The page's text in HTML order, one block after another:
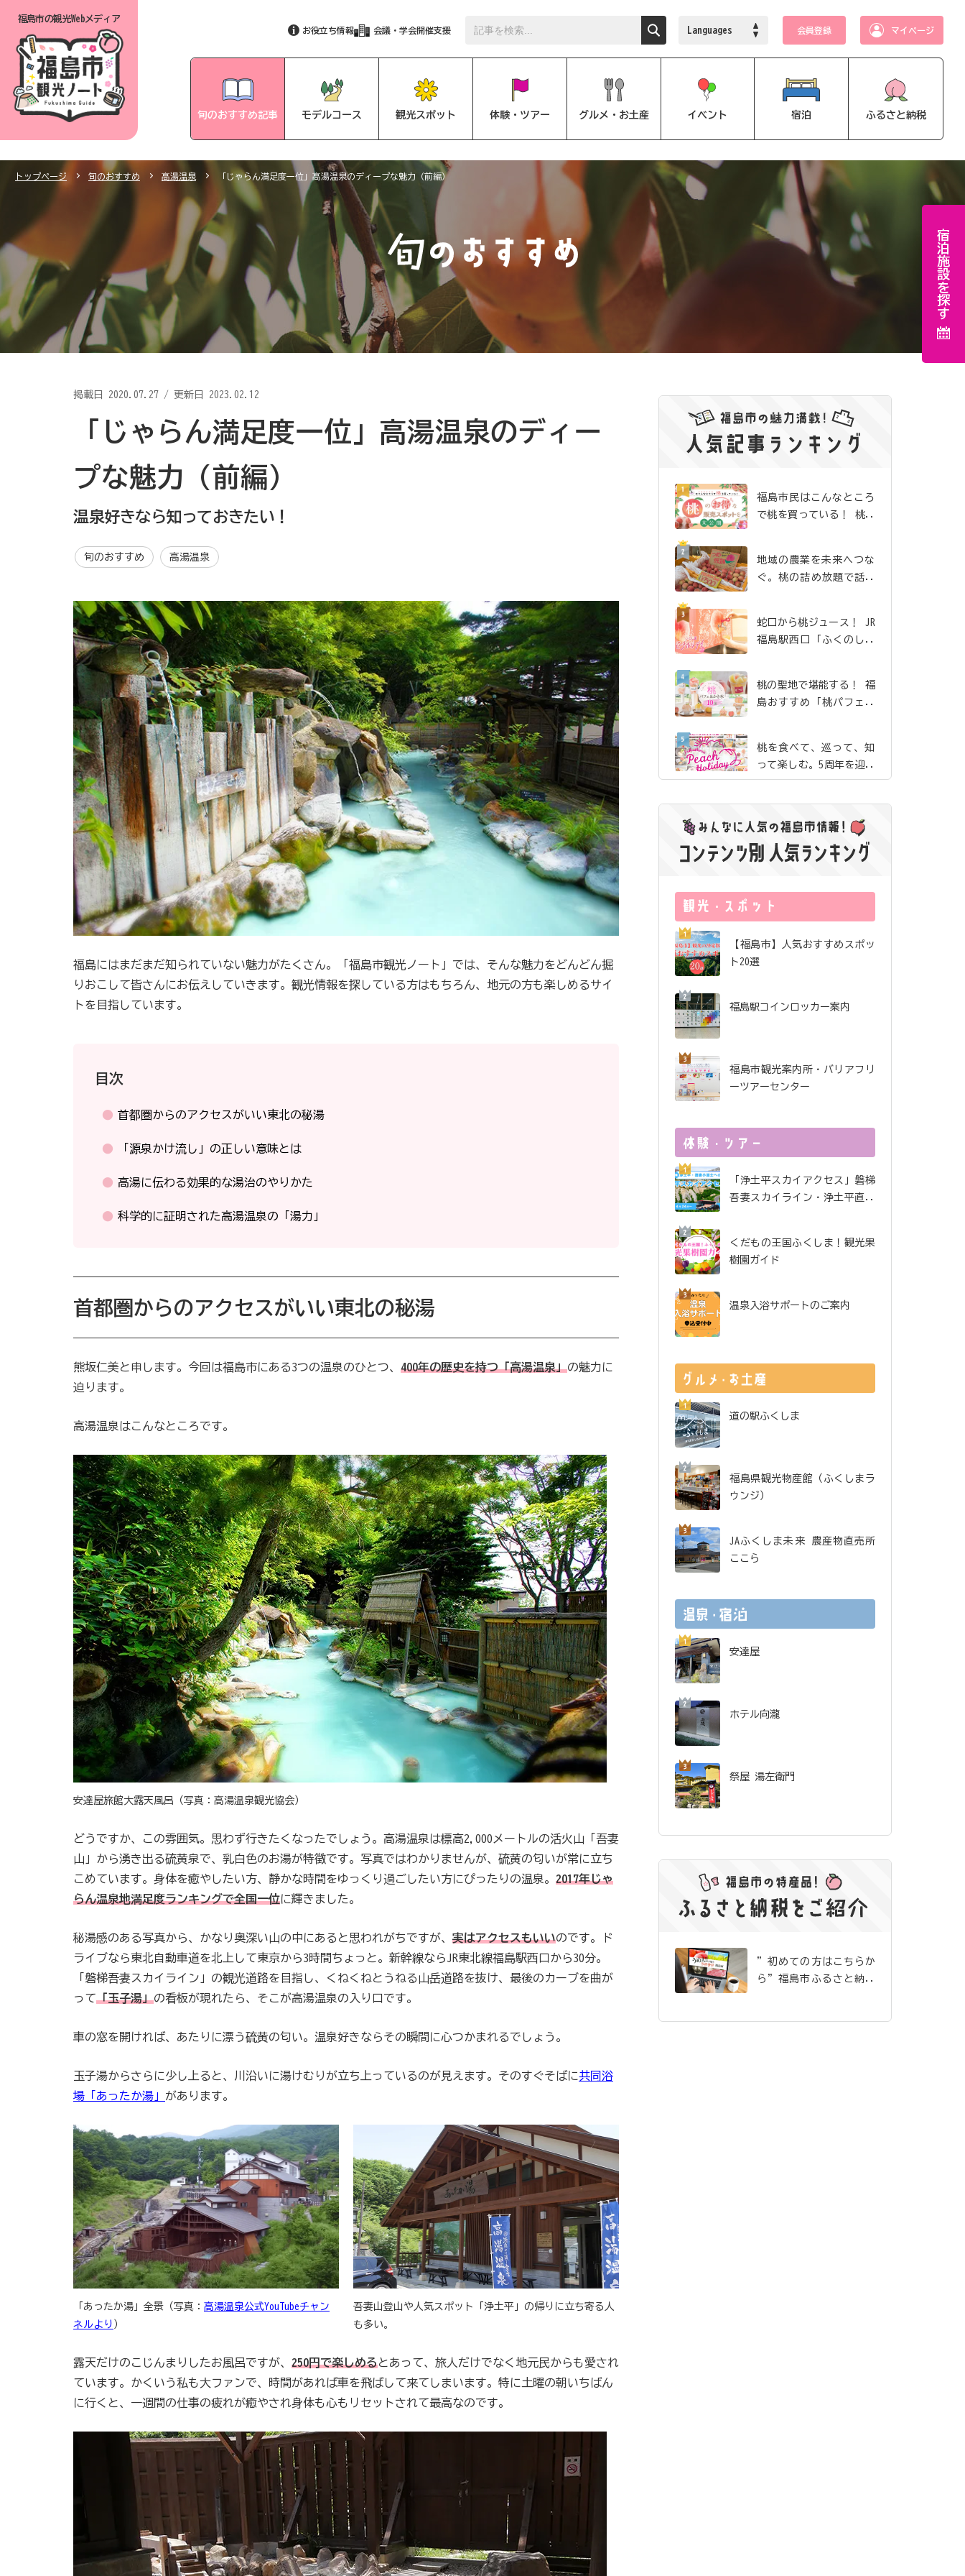
福島市の観光Webメディア
お役立ち情報 会議・学会開催支援 Languages 会員登録 マイページ
旬のおすすめ記事 モデルコース 観光スポット 体験・ツアー グルメ・お土産 イベント 宿泊 ふるさと納税
宿泊施設を探す
トップページ 旬のおすすめ 高湯温泉 「じゃらん満足度一位」高湯温泉のディープな魅力（前編）
掲載日 2020.07.27 / 更新日 2023.02.12
「じゃらん満足度一位」高湯温泉のディー
プな魅力（前編）
温泉好きなら知っておきたい！
旬のおすすめ 高湯温泉
福島にはまだまだ知られていない魅力がたくさん。「福島市観光ノート」では、そんな魅力をどんどん掘
りおこして皆さんにお伝えしていきます。観光情報を探している方はもちろん、地元の方も楽しめるサイ
トを目指しています。
目次
首都圏からのアクセスがいい東北の秘湯
「源泉かけ流し」の正しい意味とは
高湯に伝わる効果的な湯治のやりかた
科学的に証明された高湯温泉の「湯力」
首都圏からのアクセスがいい東北の秘湯
熊坂仁美と申します。今回は福島市にある3つの温泉のひとつ、 400年の歴史を持つ「高湯温泉」の魅力に
迫ります。
高湯温泉はこんなところです。
安達屋旅館大露天風呂（写真：高湯温泉観光協会）
どうですか、この雰囲気。思わず行きたくなったでしょう。高湯温泉は標高2,000メートルの活火山「吾妻
山」から湧き出る硫黄泉で、乳白色のお湯が特徴です。写真ではわかりませんが、硫黄の匂いが常に立ち
こめています。身体を癒やしたい方、静かな時間をゆっくり過ごしたい方にぴったりの温泉。 2017年じゃ
らん温泉地満足度ランキングで全国一位に輝きました。
秘湯感のある写真から、かなり奥深い山の中にあると思われがちですが、 実はアクセスもいいのです。ド
ライブなら東北自動車道を北上して東京から3時間ちょっと。新幹線ならJR東北線福島駅西口から30分。
「磐梯吾妻スカイライン」の観光道路を目指し、くねくねとうねる山岳道路を抜け、最後のカーブを曲が
って「玉子湯」の看板が現れたら、そこが高湯温泉の入り口です。
車の窓を開ければ、あたりに漂う硫黄の匂い。温泉好きならその瞬間に心つかまれるでしょう。
玉子湯からさらに少し上ると、川沿いに湯けむりが立ち上っているのが見えます。そのすぐそばに共同浴
場「あったか湯」 があります。
「あったか湯」全景（写真： 高湯温泉公式YouTubeチャン
ネルより ）
吾妻山登山や人気スポット「浄土平」の帰りに立ち寄る人
も多い。
露天だけのこじんまりしたお風呂ですが、 250円で楽しめるとあって、旅人だけでなく地元民からも愛され
ています。かくいう私も大ファンで、時間があれば車を飛ばして来てしまいます。特に土曜の朝いちばん
に行くと、一週間の仕事の疲れが癒やされ身体も心もリセットされて最高なのです。
福島市民はこんなところ
で桃を買っている！ 桃の
地域の農業を未来へつな
ぐ。桃の詰め放題で話題
蛇口から桃ジュース！ JR
福島駅西口「ふくのしま
ホリデイ2026】
桃の聖地で堪能する！ 福
島おすすめ「桃パフェ＆
桃を食べて、巡って、知
って楽しむ。5周年を迎え
た「ふくしまピーチホリ
たい絶品桃ドリンク｜飯
坂・土湯・駅近 から3店
舗をご紹介【ピーチホリ
巡り！ 映画『免許返
納!?』の舞台を訪ねる福
島ドライブ
【福島市】人気おすすめスポッ
ト20選
福島駅コインロッカー案内
福島市観光案内所・バリアフリ
ーツアーセンター
「浄土平スカイアクセス」磐梯
吾妻スカイライン・浄土平直行
くだもの王国ふくしま！観光果
樹園ガイド
温泉入浴サポートのご案内
道の駅ふくしま
福島県観光物産館（ふくしまラ
ウンジ）
JAふくしま未来 農産物直売所
ここら
安達屋
ホテル向瀧
祭屋 湯左衛門
”初めての方はこちらか
ら”福島市ふるさと納税